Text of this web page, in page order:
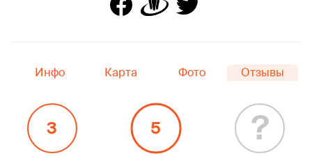
Инфо Карта Фото Отзывы
3 5 ?